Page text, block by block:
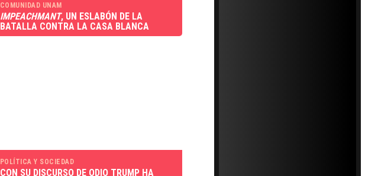
COMUNIDAD UNAM
IMPEACHMANT, UN ESLABÓN DE LA
BATALLA CONTRA LA CASA BLANCA
POLÍTICA Y SOCIEDAD
CON SU DISCURSO DE ODIO TRUMP HA